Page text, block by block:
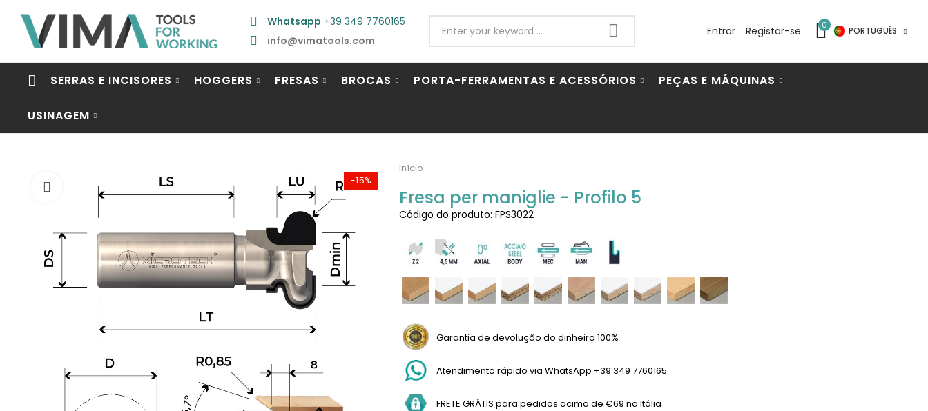
Whatsapp +39 349 7760165
info@vimatools.com
Entrar Registar-se 0
PORTUGUÊS
SERRAS E INCISORES HOGGERS FRESAS BROCAS PORTA-FERRAMENTAS E ACESSÓRIOS PEÇAS E MÁQUINAS
USINAGEM
-15%
Click to enlarge
Início
Fresa per maniglie - Profilo 5
Código do produto: FPS3022
Garantia de devolução do dinheiro 100%
Atendimento rápido via WhatsApp +39 349 7760165
FRETE GRÁTIS para pedidos acima de €69 na Itália